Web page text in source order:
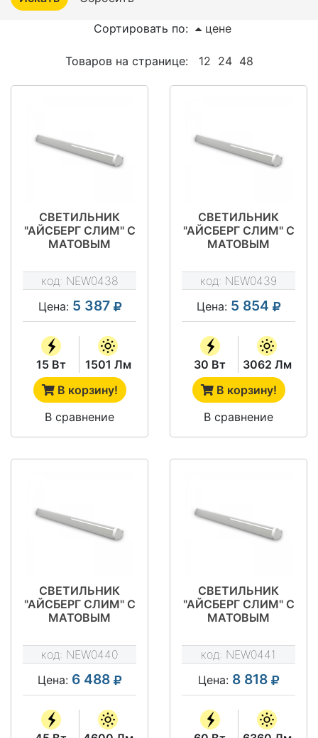
Сортировать по: цене
Товаров на странице: 12 24 48
СВЕТИЛЬНИК
"АЙСБЕРГ СЛИМ" С
МАТОВЫМ
NEWLED.ISL.15.M.5K.IP65
код: NEW0438
Цена: 5 387
15 Вт
1501 Лм
В корзину!
В сравнение
СВЕТИЛЬНИК
"АЙСБЕРГ СЛИМ" С
МАТОВЫМ
код: NEW0439
Цена: 5 854
30 Вт
3062 Лм
В корзину!
В сравнение
СВЕТИЛЬНИК
"АЙСБЕРГ СЛИМ" С
МАТОВЫМ
NEWLED.ISL.45.M.5K.IP65
код: NEW0440
Цена: 6 488
СВЕТИЛЬНИК
"АЙСБЕРГ СЛИМ" С
МАТОВЫМ
код: NEW0441
Цена: 8 818